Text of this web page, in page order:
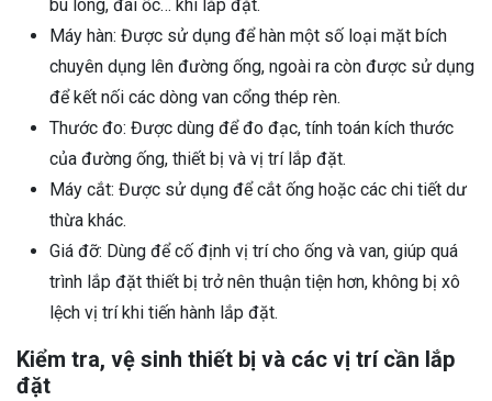
bu lông, đai ốc… khi lắp đặt.
Máy hàn: Được sử dụng để hàn một số loại mặt bích
chuyên dụng lên đường ống, ngoài ra còn được sử dụng
để kết nối các dòng van cổng thép rèn.
Thước đo: Được dùng để đo đạc, tính toán kích thước
của đường ống, thiết bị và vị trí lắp đặt.
Máy cắt: Được sử dụng để cắt ống hoặc các chi tiết dư
thừa khác.
Giá đỡ: Dùng để cố định vị trí cho ống và van, giúp quá
trình lắp đặt thiết bị trở nên thuận tiện hơn, không bị xô
lệch vị trí khi tiến hành lắp đặt.
Kiểm tra, vệ sinh thiết bị và các vị trí cần lắp
đặt